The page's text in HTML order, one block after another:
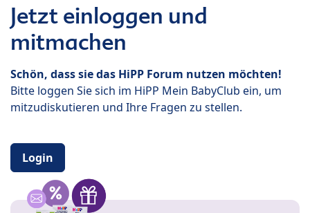
Jetzt einloggen und
mitmachen
Schön, dass sie das HiPP Forum nutzen möchten!
Bitte loggen Sie sich im HiPP Mein BabyClub ein, um
mitzudiskutieren und Ihre Fragen zu stellen.
Login